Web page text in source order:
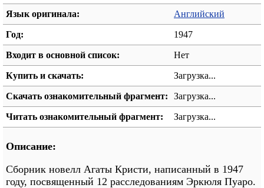
Язык оригинала: Английский
Год: 1947
Входит в основной список: Нет
Купить и скачать: Загрузка...
Скачать ознакомительный фрагмент: Загрузка...
Читать ознакомительный фрагмент: Загрузка...
Описание:
Сборник новелл Агаты Кристи, написанный в 1947
году, посвященный 12 расследованиям Эркюля Пуаро.